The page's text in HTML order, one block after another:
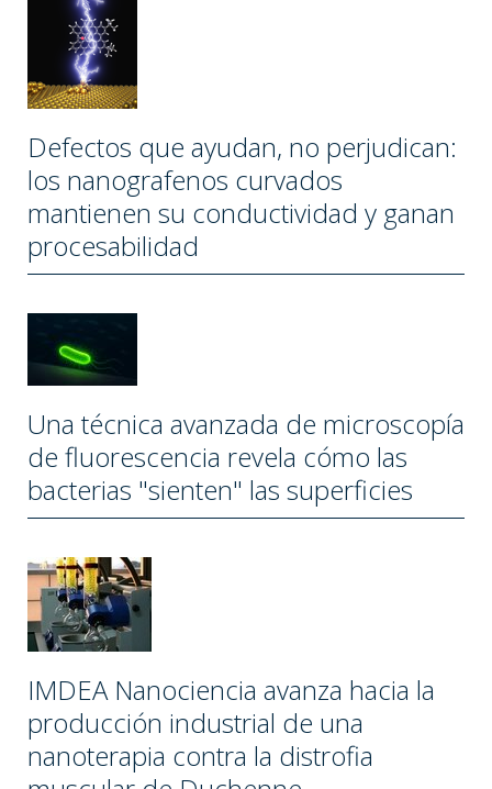
Defectos que ayudan, no perjudican:
los nanografenos curvados
mantienen su conductividad y ganan
procesabilidad
Una técnica avanzada de microscopía
de fluorescencia revela cómo las
bacterias "sienten" las superficies
IMDEA Nanociencia avanza hacia la
producción industrial de una
nanoterapia contra la distrofia